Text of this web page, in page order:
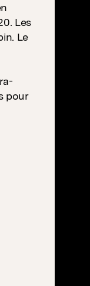
Les
Le
pour